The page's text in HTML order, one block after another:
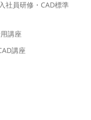
社員研修・CAD標準
講座
講座